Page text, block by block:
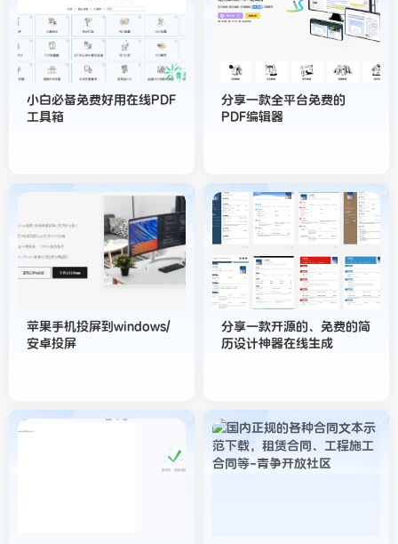
小白必备免费好用在线PDF
工具箱
分享一款全平台免费的
PDF编辑器
苹果手机投屏到windows/
安卓投屏
分享一款开源的、免费的简
历设计神器在线生成